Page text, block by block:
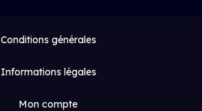
Conditions générales
Informations légales
Mon compte